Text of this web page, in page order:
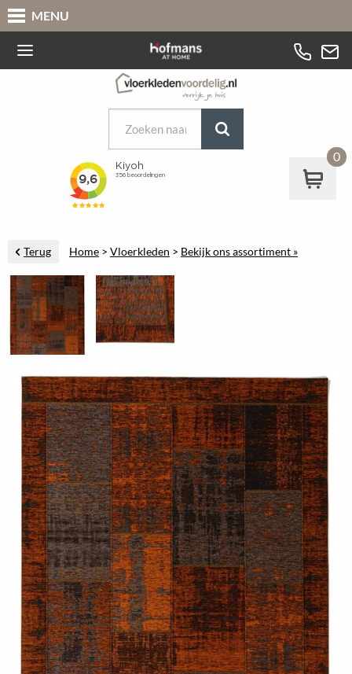
MENU
0
Terug Home > Vloerkleden > Bekijk ons assortiment »